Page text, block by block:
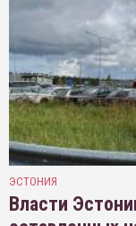
ЭСТОНИЯ
Власти